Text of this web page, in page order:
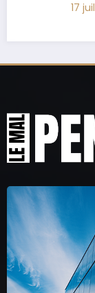
17 juillet 2026